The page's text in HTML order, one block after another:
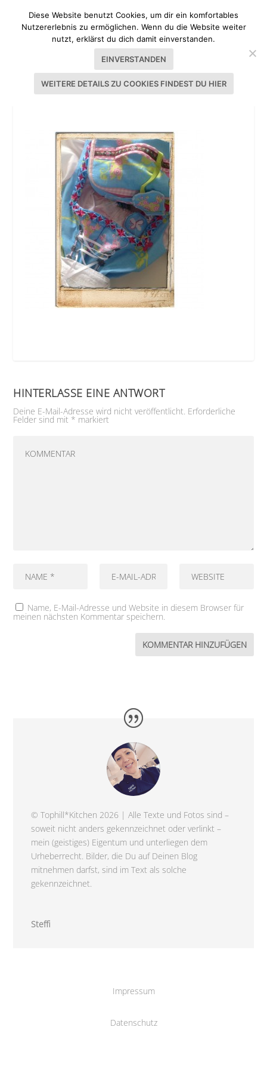
SELBST GENÄHTE WIESN-TASCHE 2013
HINTERLASSE EINE ANTWORT
Deine E-Mail-Adresse wird nicht veröffentlicht. Erforderliche
Felder sind mit * markiert
Name, E-Mail-Adresse und Website in diesem Browser für
meinen nächsten Kommentar speichern.
© Tophill*Kitchen 2026 | Alle Texte und Fotos sind –
soweit nicht anders gekennzeichnet oder verlinkt –
mein (geistiges) Eigentum und unterliegen dem
Urheberrecht. Bilder, die Du auf Deinen Blog
mitnehmen darfst, sind im Text als solche
gekennzeichnet.
Steffi
Impressum
Datenschutz
Diese Website benutzt Cookies, um dir ein komfortables
Nutzererlebnis zu ermöglichen. Wenn du die Website weiter
nutzt, erklärst du dich damit einverstanden.
EINVERSTANDEN
WEITERE DETAILS ZU COOKIES FINDEST DU HIER